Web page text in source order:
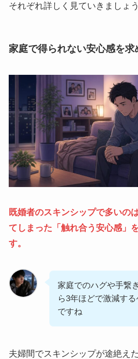
それぞれ詳しく見ていきましょう
家庭で得られない安心感を求
既婚者のスキンシップで多いの
てしまった「触れ合う安心感」
す。
家庭でのハグや手繋
ら3年ほどで激減す
ですね
夫婦間でスキンシップが途絶え